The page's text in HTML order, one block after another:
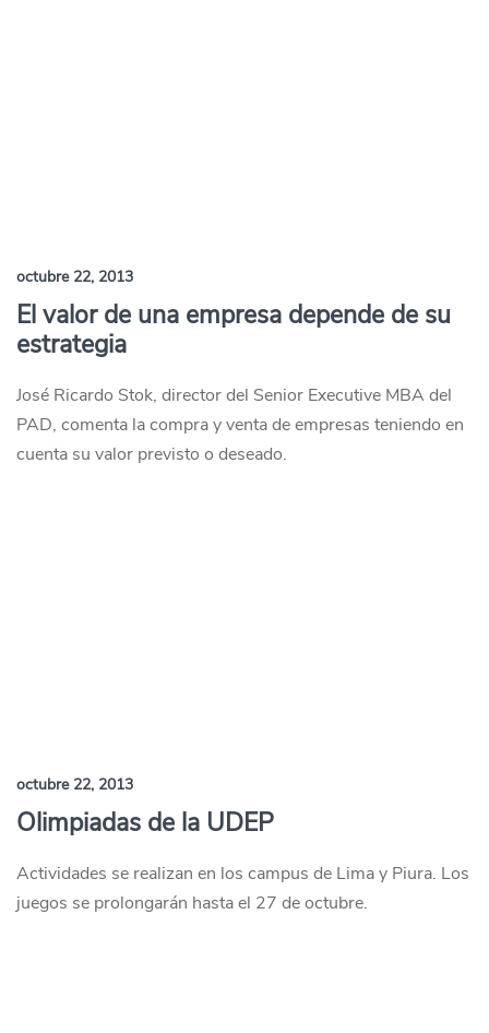
octubre 22, 2013
El valor de una empresa depende de su
estrategia
José Ricardo Stok, director del Senior Executive MBA del
PAD, comenta la compra y venta de empresas teniendo en
cuenta su valor previsto o deseado.
octubre 22, 2013
Olimpiadas de la UDEP
Actividades se realizan en los campus de Lima y Piura. Los
juegos se prolongarán hasta el 27 de octubre.